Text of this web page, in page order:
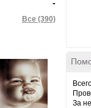
-
Все (390)
За